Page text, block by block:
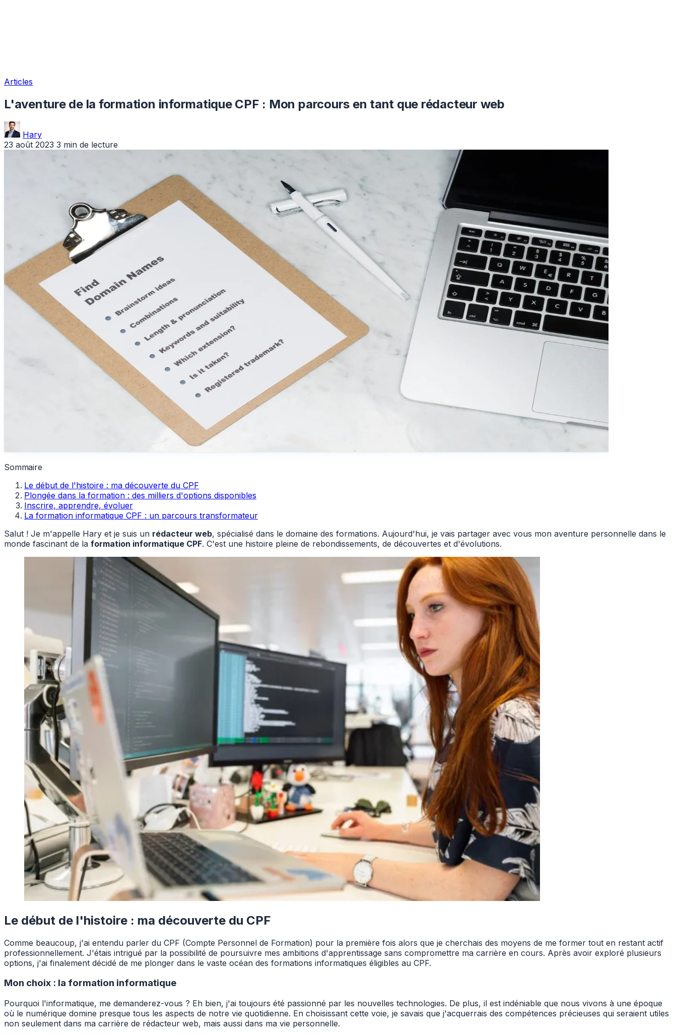
Articles
L'aventure de la formation informatique CPF : Mon parcours en tant que rédacteur web
Hary
23 août 2023 3 min de lecture
Sommaire
Le début de l'histoire : ma découverte du CPF
Plongée dans la formation : des milliers d'options disponibles
Inscrire, apprendre, évoluer
La formation informatique CPF : un parcours transformateur
Salut ! Je m'appelle Hary et je suis un rédacteur web, spécialisé dans le domaine des formations. Aujourd'hui, je vais partager avec vous mon aventure personnelle dans le
monde fascinant de la formation informatique CPF. C'est une histoire pleine de rebondissements, de découvertes et d'évolutions.
Le début de l'histoire : ma découverte du CPF
Comme beaucoup, j'ai entendu parler du CPF (Compte Personnel de Formation) pour la première fois alors que je cherchais des moyens de me former tout en restant actif
professionnellement. J'étais intrigué par la possibilité de poursuivre mes ambitions d'apprentissage sans compromettre ma carrière en cours. Après avoir exploré plusieurs
options, j'ai finalement décidé de me plonger dans le vaste océan des formations informatiques éligibles au CPF.
Mon choix : la formation informatique
Pourquoi l'informatique, me demanderez-vous ? Eh bien, j'ai toujours été passionné par les nouvelles technologies. De plus, il est indéniable que nous vivons à une époque
où le numérique domine presque tous les aspects de notre vie quotidienne. En choisissant cette voie, je savais que j'acquerrais des compétences précieuses qui seraient utiles
non seulement dans ma carrière de rédacteur web, mais aussi dans ma vie personnelle.